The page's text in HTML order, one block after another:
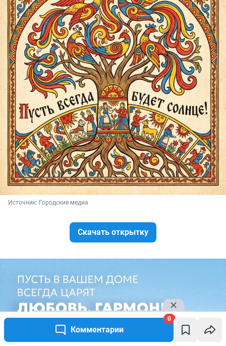
Комментарии
0
Источник: Городские медиа
Скачать открытку